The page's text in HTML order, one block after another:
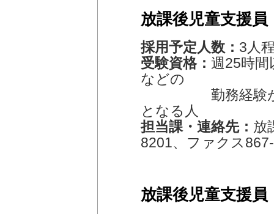
放課後児童支援
採用予定人数： 3人
受験資格： 週25時間
などの
勤務経験が令
となる人
担当課・連絡先： 放
8201、ファクス
放課後児童支援